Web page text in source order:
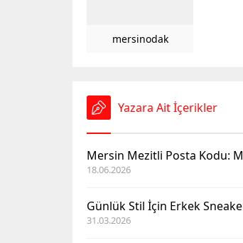
mersinodak
Yazara Ait İçerikler
Mersin Mezitli Posta Kodu:
18.06.2026
Günlük Stil İçin Erkek
31.03.2026